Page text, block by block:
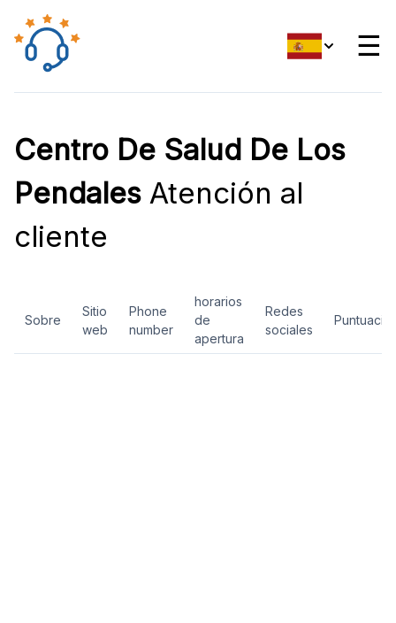
☰
Centro De Salud De Los
Pendales Atención al
cliente
Sobre
Sitio
web
Phone
number
horarios
de
apertura
Redes
sociales